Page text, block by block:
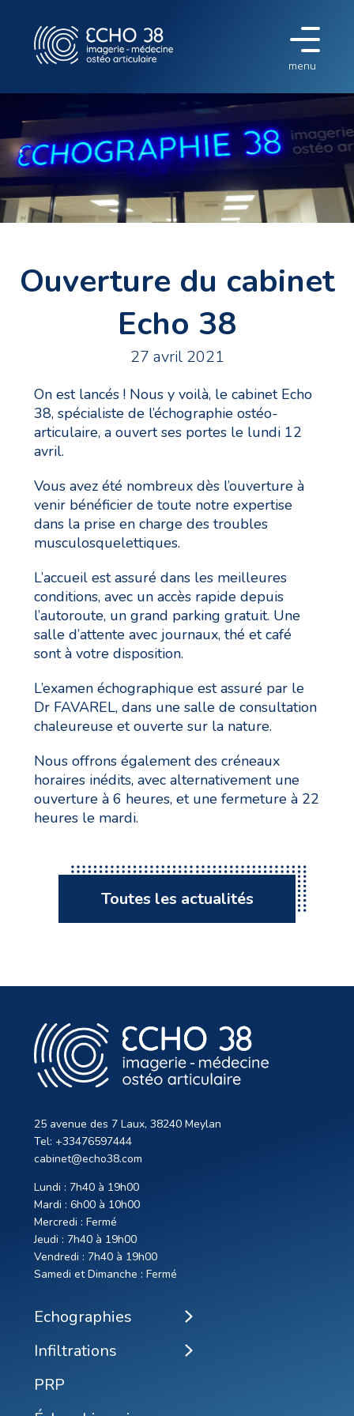
menu
Ouverture du cabinet
Echo 38
27 avril 2021
On est lancés ! Nous y voilà, le cabinet Echo
38, spécialiste de l’échographie ostéo-
articulaire, a ouvert ses portes le lundi 12
avril.
Vous avez été nombreux dès l’ouverture à
venir bénéficier de toute notre expertise
dans la prise en charge des troubles
musculosquelettiques.
L’accueil est assuré dans les meilleures
conditions, avec un accès rapide depuis
l’autoroute, un grand parking gratuit. Une
salle d’attente avec journaux, thé et café
sont à votre disposition.
L’examen échographique est assuré par le
Dr FAVAREL, dans une salle de consultation
chaleureuse et ouverte sur la nature.
Nous offrons également des créneaux
horaires inédits, avec alternativement une
ouverture à 6 heures, et une fermeture à 22
heures le mardi.
Toutes les actualités
25 avenue des 7 Laux, 38240 Meylan
Tel: +33476597444
cabinet@echo38.com
Lundi : 7h40 à 19h00
Mardi : 6h00 à 10h00
Mercredi : Fermé
Jeudi : 7h40 à 19h00
Vendredi : 7h40 à 19h00
Samedi et Dimanche : Fermé
Echographies
Infiltrations
PRP